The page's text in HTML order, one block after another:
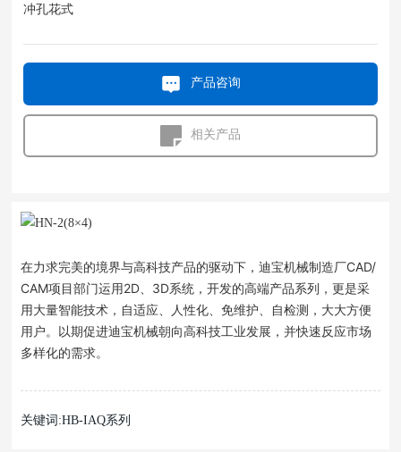
在力求完美的境界与高科技产品的驱动下，迪宝机械制造厂CAD/
CAM项目部门运用2D、3D系统，开发的高端产品系列，更是采
用大量智能技术，自适应、人性化、免维护、自检测，大大方便
用户。以期促进迪宝机械朝向高科技工业发展，并快速反应市场
多样化的需求。
关键词:HB-IAQ系列
冲孔花式
产品咨询
相关产品